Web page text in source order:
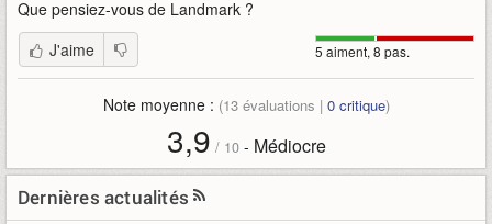
Que pensiez-vous de Landmark ?
5 aiment, 8 pas.
J'aime
Note moyenne : (13évaluations | 0critique)
3,9 / 10- Médiocre
Dernières actualités